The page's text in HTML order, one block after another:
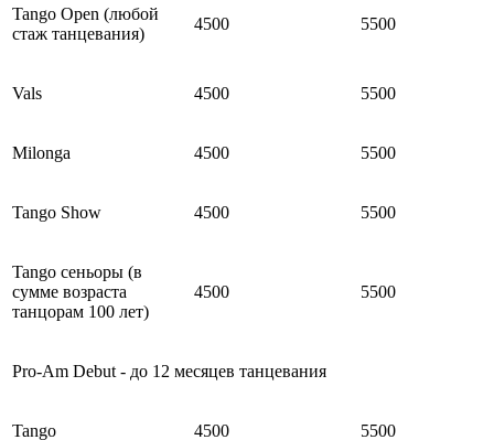
Tango Open (любой
стаж танцевания)
4500 5500
Vals 4500 5500
Milonga 4500 5500
Tango Show 4500 5500
Tango сеньоры (в
сумме возраста
танцорам 100 лет)
4500 5500
Pro-Am Debut - до 12 месяцев танцевания
Tango 4500 5500